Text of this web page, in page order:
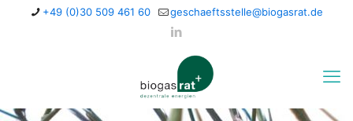
+49 (0)30 509 461 60 geschaeftsstelle@biogasrat.de